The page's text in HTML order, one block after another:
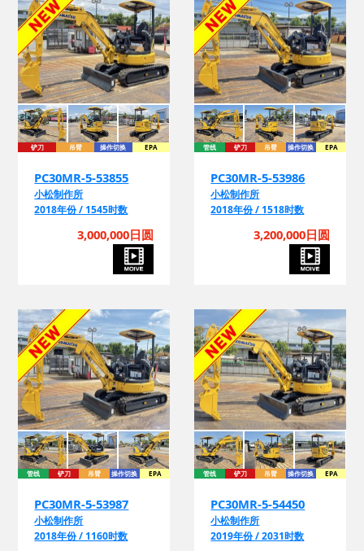
铲刀 吊臂 操作切换 EPA
PC30MR-5-53855
小松制作所
2018年份 / 1545时数
3,000,000日圆
管线 铲刀 吊臂 操作切换 EPA
PC30MR-5-53986
小松制作所
2018年份 / 1518时数
3,200,000日圆
管线 铲刀 吊臂 操作切换 EPA
PC30MR-5-53987
小松制作所
2018年份 / 1160时数
管线 铲刀 吊臂 操作切换 EPA
PC30MR-5-54450
小松制作所
2019年份 / 2031时数